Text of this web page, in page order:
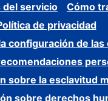
del servicio
Cómo
de privacidad
configuración de las
sobre la esclavitud
sobre derechos